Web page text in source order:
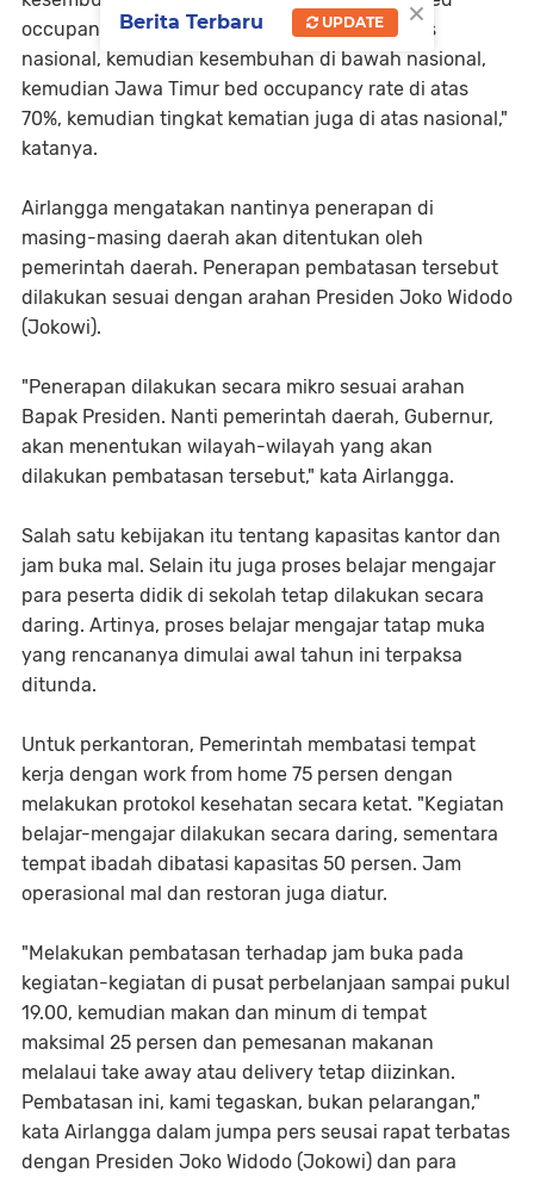
occupancy rate di atas 70%, kasus aktif di atas
nasional, kemudian kesembuhan di bawah nasional,
kemudian Jawa Timur bed occupancy rate di atas
70%, kemudian tingkat kematian juga di atas nasional,"
katanya.
Airlangga mengatakan nantinya penerapan di
masing-masing daerah akan ditentukan oleh
pemerintah daerah. Penerapan pembatasan tersebut
dilakukan sesuai dengan arahan Presiden Joko Widodo
(Jokowi).
"Penerapan dilakukan secara mikro sesuai arahan
Bapak Presiden. Nanti pemerintah daerah, Gubernur,
akan menentukan wilayah-wilayah yang akan
dilakukan pembatasan tersebut," kata Airlangga.
Salah satu kebijakan itu tentang kapasitas kantor dan
jam buka mal. Selain itu juga proses belajar mengajar
para peserta didik di sekolah tetap dilakukan secara
daring. Artinya, proses belajar mengajar tatap muka
yang rencananya dimulai awal tahun ini terpaksa
ditunda.
Untuk perkantoran, Pemerintah membatasi tempat
kerja dengan work from home 75 persen dengan
melakukan protokol kesehatan secara ketat. "Kegiatan
belajar-mengajar dilakukan secara daring, sementara
tempat ibadah dibatasi kapasitas 50 persen. Jam
operasional mal dan restoran juga diatur.
"Melakukan pembatasan terhadap jam buka pada
kegiatan-kegiatan di pusat perbelanjaan sampai pukul
19.00, kemudian makan dan minum di tempat
maksimal 25 persen dan pemesanan makanan
melalaui take away atau delivery tetap diizinkan.
Pembatasan ini, kami tegaskan, bukan pelarangan,"
kata Airlangga dalam jumpa pers seusai rapat terbatas
dengan Presiden Joko Widodo (Jokowi) dan para
×
Berita Terbaru UPDATE